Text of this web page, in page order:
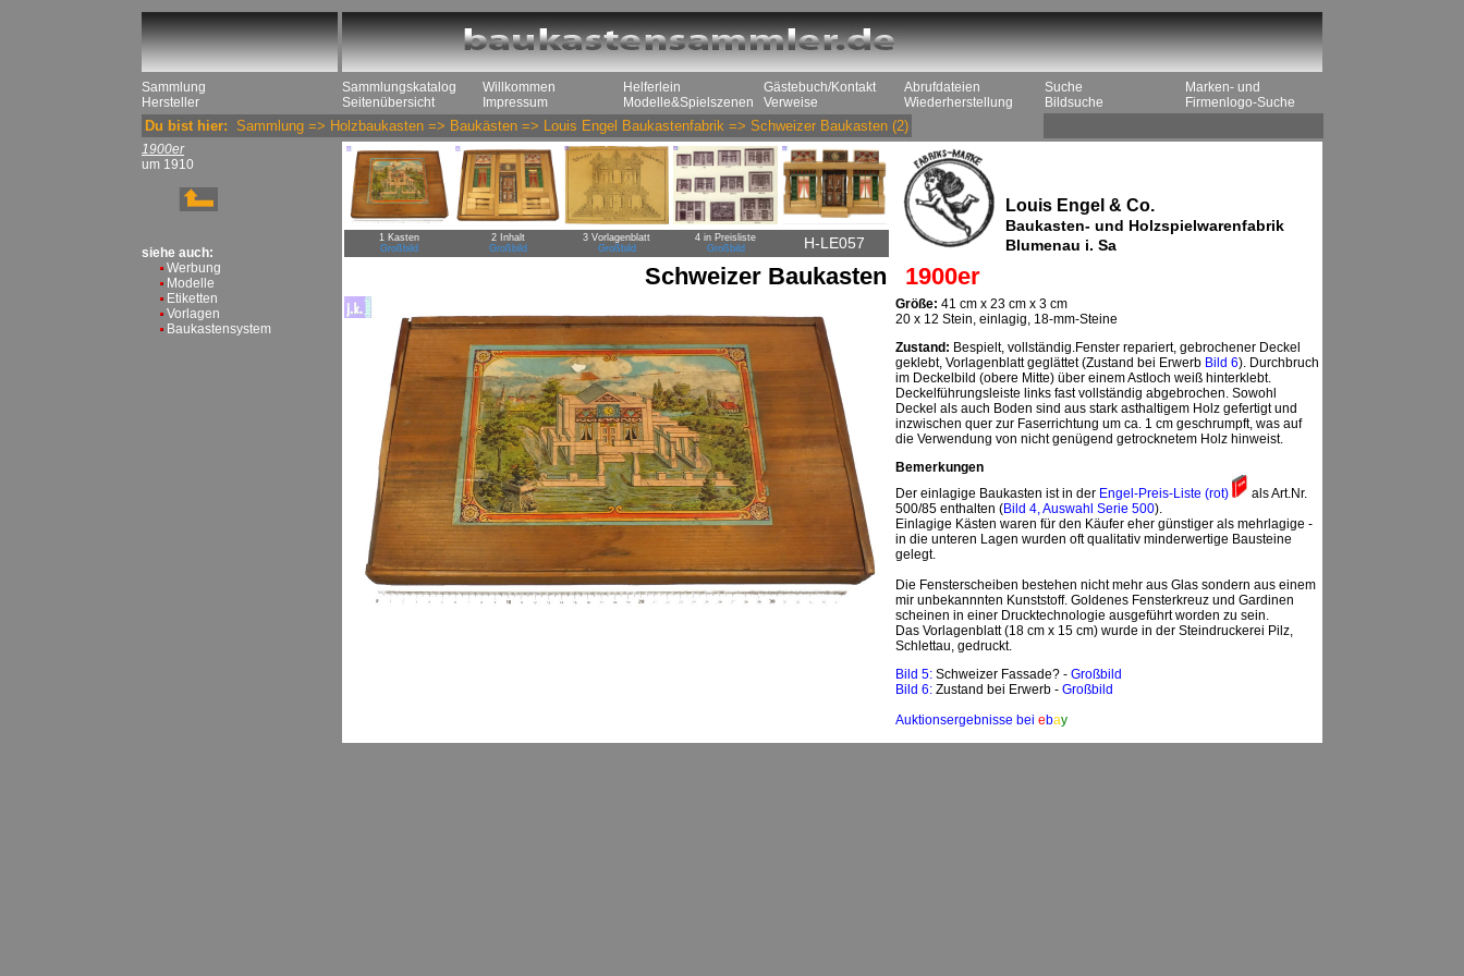
Sammlung
Hersteller
Sammlungskatalog
Seitenübersicht
Willkommen
Impressum
Helferlein
Modelle&Spielszenen
Gästebuch/Kontakt
Verweise
Abrufdateien
Wiederherstellung
Suche
Bildsuche
Marken- und
Firmenlogo-Suche
Du bist hier: Sammlung => Holzbaukasten => Baukästen => Louis Engel Baukastenfabrik => Schweizer Baukasten (2)
1900er
um 1910
siehe auch:
Werbung
Modelle
Etiketten
Vorlagen
Baukastensystem
1 Kasten
Großbild
2 Inhalt
Großbild
3 Vorlagenblatt
Großbild
4 in Preisliste
Großbild
H-LE057
Louis Engel & Co.
Baukasten- und Holzspielwarenfabrik
Blumenau i. Sa
Schweizer Baukasten 1900er
Größe: 41 cm x 23 cm x 3 cm
20 x 12 Stein, einlagig, 18-mm-Steine
Zustand: Bespielt, vollständig.Fenster repariert, gebrochener Deckel
geklebt, Vorlagenblatt geglättet (Zustand bei Erwerb Bild 6). Durchbruch
im Deckelbild (obere Mitte) über einem Astloch weiß hinterklebt.
Deckelführungsleiste links fast vollständig abgebrochen. Sowohl
Deckel als auch Boden sind aus stark asthaltigem Holz gefertigt und
inzwischen quer zur Faserrichtung um ca. 1 cm geschrumpft, was auf
die Verwendung von nicht genügend getrocknetem Holz hinweist.
Bemerkungen
Der einlagige Baukasten ist in der Engel-Preis-Liste (rot)
als Art.Nr.
500/85 enthalten (Bild 4, Auswahl Serie 500).
Einlagige Kästen waren für den Käufer eher günstiger als mehrlagige -
in die unteren Lagen wurden oft qualitativ minderwertige Bausteine
gelegt.
Die Fensterscheiben bestehen nicht mehr aus Glas sondern aus einem
mir unbekannnten Kunststoff. Goldenes Fensterkreuz und Gardinen
scheinen in einer Drucktechnologie ausgeführt worden zu sein.
Das Vorlagenblatt (18 cm x 15 cm) wurde in der Steindruckerei Pilz,
Schlettau, gedruckt.
Bild 5: Schweizer Fassade? - Großbild
Bild 6: Zustand bei Erwerb - Großbild
Auktionsergebnisse bei ebay